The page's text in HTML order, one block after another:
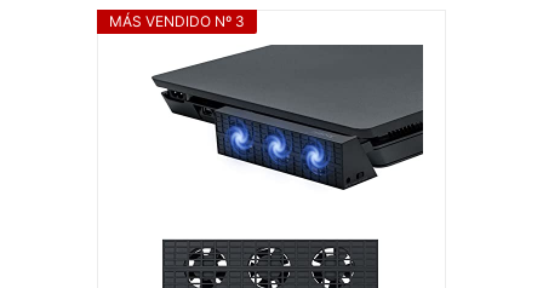
MÁS VENDIDO Nº 3